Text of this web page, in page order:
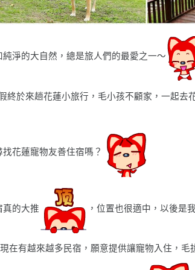
淨的大自然，總是旅人們的最愛之一〜
終於來趟花蓮小旅行，毛小孩不顧家，一起去
找花蓮寵物友善住宿嗎？
真的大推 ，位置也很適中，以後是
在有越來越多民宿，願意提供讓寵物入住，毛